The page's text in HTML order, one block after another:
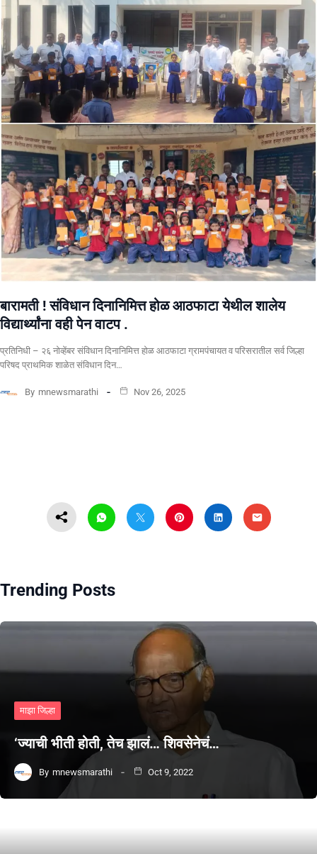
बारामती ! संविधान दिनानिमित्त होळ आठफाटा येथील शालेय
विद्यार्थ्यांना वही पेन वाटप .
प्रतिनिधी – २६ नोव्हेंबर संविधान दिनानिमित्त होळ आठफाटा ग्रामपंचायत व परिसरातील सर्व जिल्हा
परिषद प्राथमिक शाळेत संविधान दिन…
By mnewsmarathi Nov 26, 2025
Trending Posts
माझा जिल्हा
‘ज्याची भीती होती, तेच झालं… शिवसेनेचं…
By mnewsmarathi Oct 9, 2022